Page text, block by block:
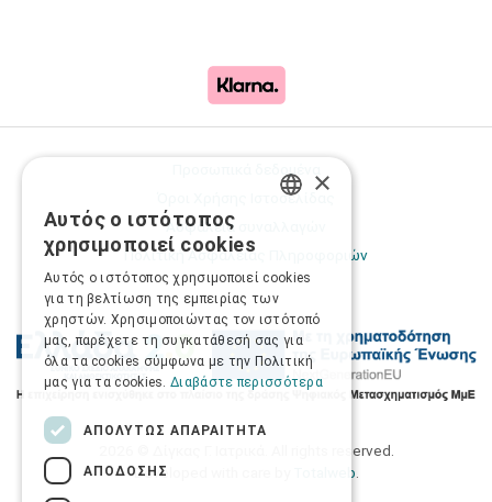
Προσωπικά δεδομένα
Όροι Χρήσης Ιστοσελίδας
Ασφάλεια συναλλαγών
Πολιτική Ασφάλειας Πληροφοριών
2026 © Δίγκας Γ. Ιατρικά. All rights reserved.
Developed with care by
Totalweb
×
Αυτός ο ιστότοπος
χρησιμοποιεί cookies
Αυτός ο ιστότοπος χρησιμοποιεί cookies
για τη βελτίωση της εμπειρίας των
χρηστών. Χρησιμοποιώντας τον ιστότοπό
μας, παρέχετε τη συγκατάθεσή σας για
όλα τα cookies σύμφωνα με την Πολιτική
μας για τα cookies. Διαβάστε περισσότερα
ΑΠΟΛΎΤΩΣ ΑΠΑΡΑΊΤΗΤΑ
ΑΠΌΔΟΣΗΣ